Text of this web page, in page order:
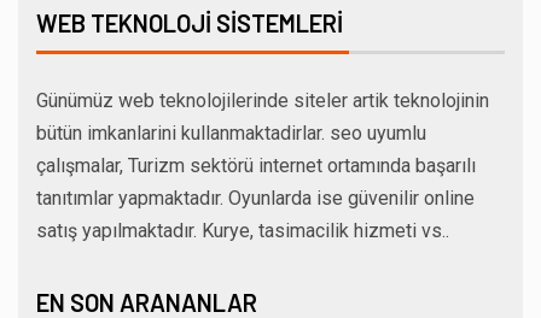
WEB TEKNOLOJI SISTEMLERI
Günümüz web teknolojilerinde siteler artik teknolojinin
bütün imkanlarini kullanmaktadirlar. seo uyumlu
çalışmalar, Turizm sektörü internet ortamında başarılı
tanıtımlar yapmaktadır. Oyunlarda ise güvenilir online
satış yapılmaktadır. Kurye, tasimacilik hizmeti vs..
EN SON ARANANLAR